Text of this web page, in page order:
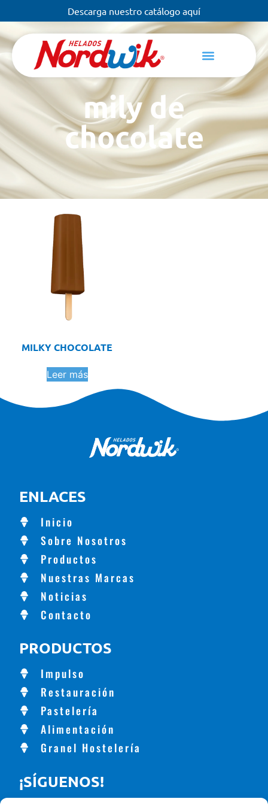
Descarga nuestro catálogo aquí
mily de
chocolate
MILKY CHOCOLATE
Leer más
ENLACES
Inicio
Sobre Nosotros
Productos
Nuestras Marcas
Noticias
Contacto
PRODUCTOS
Impulso
Restauración
Pastelería
Alimentación
Granel Hostelería
¡SÍGUENOS!